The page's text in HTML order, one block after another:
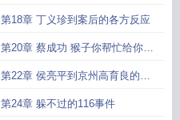
以及达康书记为gdp低头
第18章 丁义珍到案后的各方反应
第20章 蔡成功 猴子你帮忙给你老
师递个话求求情
第22章 侯亮平到京州高育良的野
望
第24章 躲不过的116事件